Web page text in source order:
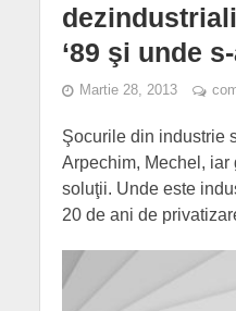
‘89 şi unde
Martie 28, 2013
Şocurile din industrie
Arpechim, Mechel, iar
soluţii. Unde este
20 de ani de